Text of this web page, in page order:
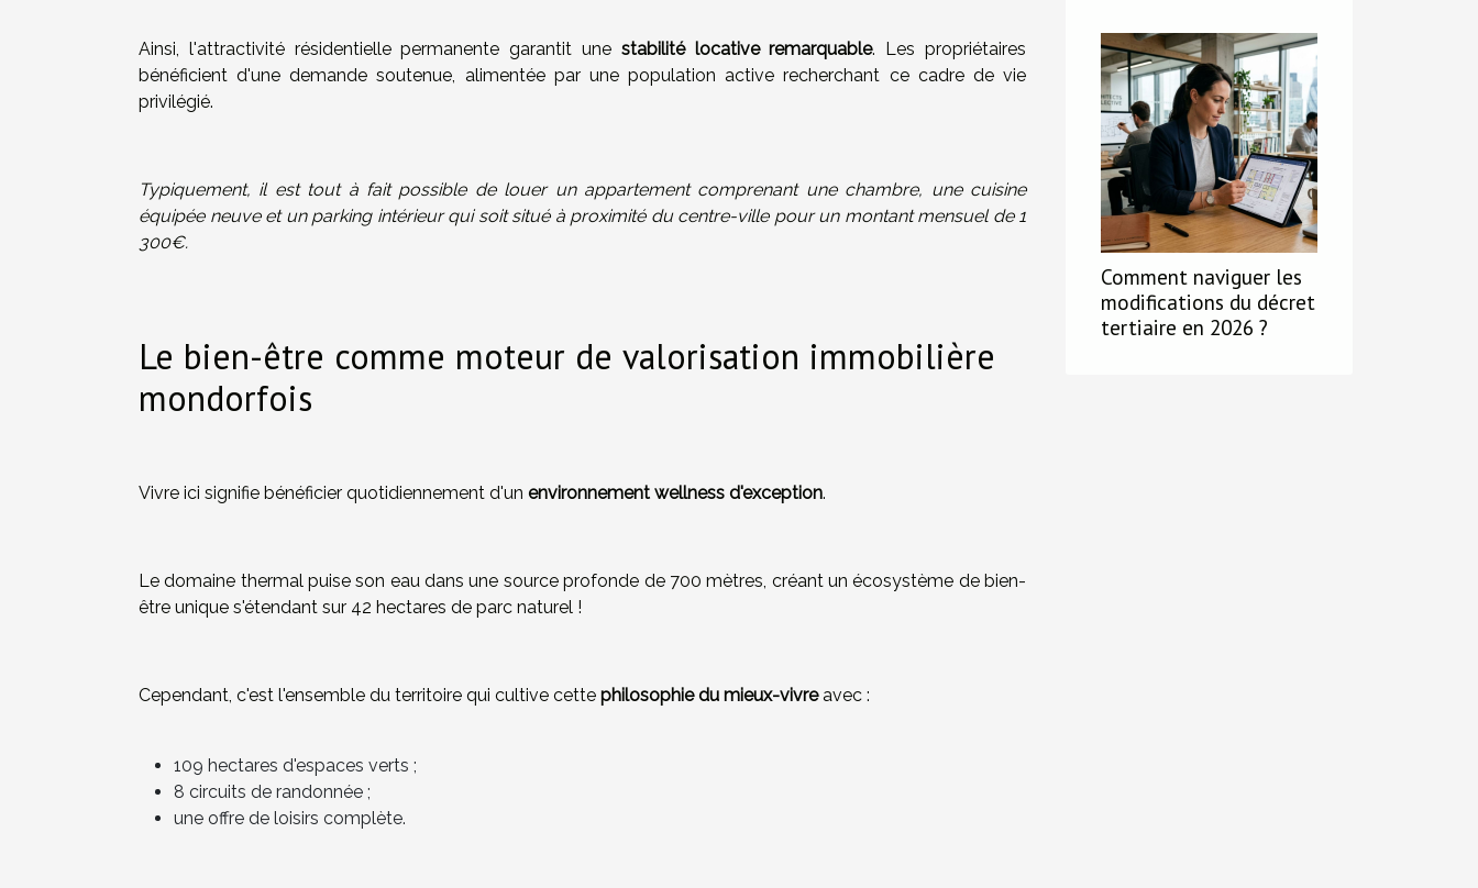
Ainsi, l'attractivité résidentielle permanente garantit une stabilité locative remarquable. Les propriétaires
bénéficient d'une demande soutenue, alimentée par une population active recherchant ce cadre de vie
privilégié.
Typiquement, il est tout à fait possible de louer un appartement comprenant une chambre, une cuisine
équipée neuve et un parking intérieur qui soit situé à proximité du centre-ville pour un montant mensuel de 1
300€.
Le bien-être comme moteur de valorisation immobilière
mondorfois
Vivre ici signifie bénéficier quotidiennement d'un environnement wellness d'exception.
Le domaine thermal puise son eau dans une source profonde de 700 mètres, créant un écosystème de bien-
être unique s'étendant sur 42 hectares de parc naturel !
Cependant, c'est l'ensemble du territoire qui cultive cette philosophie du mieux-vivreavec :
109 hectares d'espaces verts ;
8 circuits de randonnée ;
une offre de loisirs complète.
Comment naviguer les
modifications du décret
tertiaire en 2026 ?